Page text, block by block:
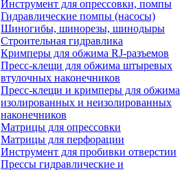
Инструмент для опрессовки, помпы
Гидравлические помпы (насосы)
Шиногибы, шинорезы, шинодыры
Строительная гидравлика
Кримперы для обжима RJ-разъемов
Пресс-клещи для обжима штыревых
втулочных наконечников
Пресс-клещи и кримперы для обжима
изолированных и неизолированных
наконечников
Матрицы для опрессовки
Матрицы для перфорации
Инструмент для пробивки отверстии
Прессы гидравлические и